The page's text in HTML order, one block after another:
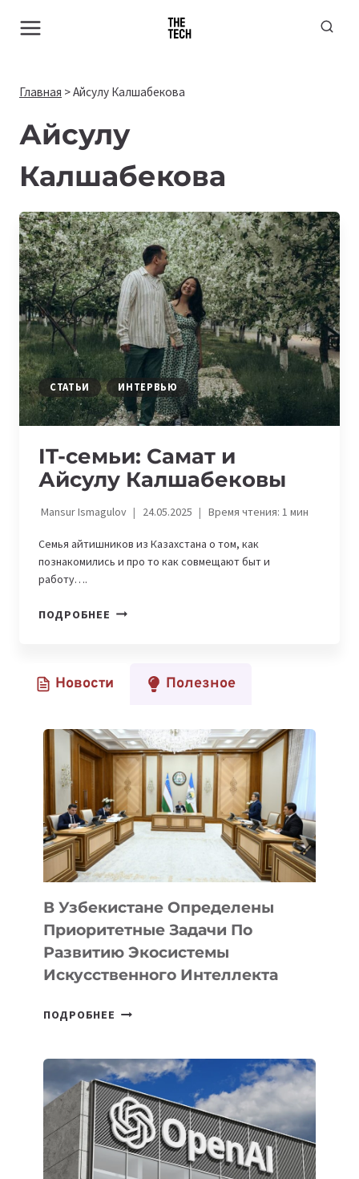
Главная >Айсулу Калшабекова
Айсулу
Калшабекова
СТАТЬИ ИНТЕРВЬЮ
IT-семьи: Самат и
Айсулу Калшабековы
Mansur Ismagulov 24.05.2025 Время чтения: 1мин
Семья айтишников из Казахстана о том, как
познакомились и про то как совмещают быт и
работу….
ПОДРОБНЕЕ IT-
АЙСУЛУ
Новости Полезное
В Узбекистане Определены
Приоритетные Задачи По
Развитию Экосистемы
Искусственного Интеллекта
ПОДРОБНЕЕ
ПРИОРИТЕТНЫЕ
ЗАДАЧИ
ПО
РАЗВИТИЮ
ЭКОСИСТЕМЫ
ИСКУССТВЕННОГО